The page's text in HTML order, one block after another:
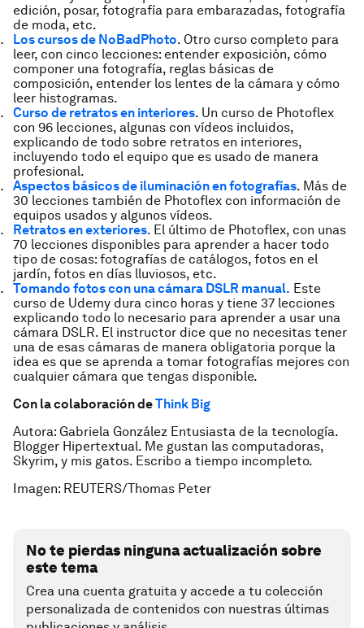
edición, posar, fotografía para embarazadas, fotografía
de moda, etc.
Los cursos de NoBadPhoto. Otro curso completo para
leer, con cinco lecciones: entender exposición, cómo
componer una fotografía, reglas básicas de
composición, entender los lentes de la cámara y cómo
leer histogramas.
Curso de retratos en interiores. Un curso de Photoflex
con 96 lecciones, algunas con vídeos incluidos,
explicando de todo sobre retratos en interiores,
incluyendo todo el equipo que es usado de manera
profesional.
Aspectos básicos de iluminación en fotografías. Más de
30 lecciones también de Photoflex con información de
equipos usados y algunos vídeos.
Retratos en exteriores. El último de Photoflex, con unas
70 lecciones disponibles para aprender a hacer todo
tipo de cosas: fotografías de catálogos, fotos en el
jardín, fotos en días lluviosos, etc.
Tomando fotos con una cámara DSLR manual. Este
curso de Udemy dura cinco horas y tiene 37 lecciones
explicando todo lo necesario para aprender a usar una
cámara DSLR. El instructor dice que no necesitas tener
una de esas cámaras de manera obligatoria porque la
idea es que se aprenda a tomar fotografías mejores con
cualquier cámara que tengas disponible.
Con la colaboración deThink Big
Autora: Gabriela González Entusiasta de la tecnología.
Blogger Hipertextual. Me gustan las computadoras,
Skyrim, y mis gatos. Escribo a tiempo incompleto.
Imagen: REUTERS/Thomas Peter
No te pierdas ninguna actualización sobre
este tema
Crea una cuenta gratuita y accede a tu colección
personalizada de contenidos con nuestras últimas